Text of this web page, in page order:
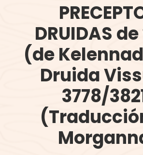
DRUIDAS
(de
Druida
3778/